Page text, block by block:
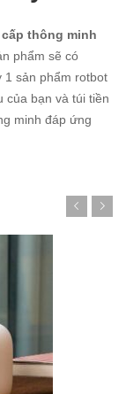
thông minh
phẩm sẽ có
1 sản phẩm rotbot
của bạn và túi tiền
minh đáp ứng